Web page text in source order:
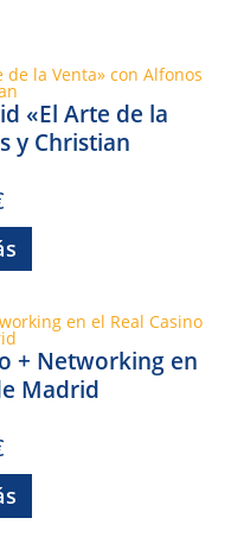
«El Arte de la
y Christian
+ Networking en
Madrid